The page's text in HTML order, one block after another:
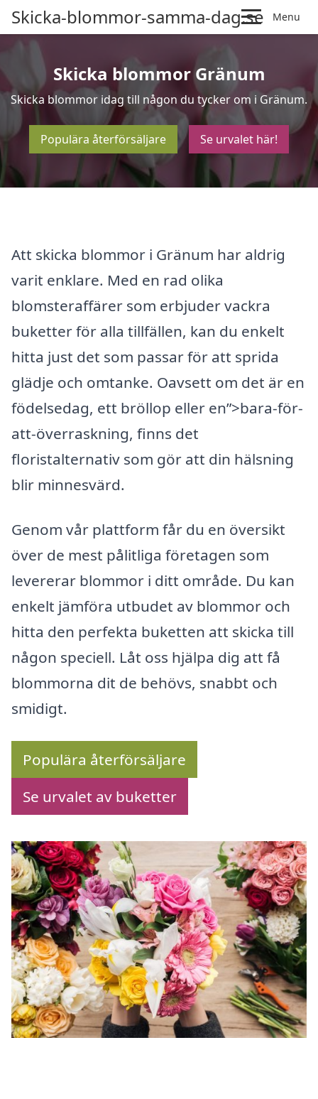
Skicka-blommor-samma-dag.se Menu
Skicka blommor Gränum
Skicka blommor idag till någon du tycker om i Gränum.
Populära återförsäljare Se urvalet här!
Att skicka blommor i Gränum har aldrig
varit enklare. Med en rad olika
blomsteraffärer som erbjuder vackra
buketter för alla tillfällen, kan du enkelt
hitta just det som passar för att sprida
glädje och omtanke. Oavsett om det är en
födelsedag, ett bröllop eller en”>bara-för-
att-överraskning, finns det
floristalternativ som gör att din hälsning
blir minnesvärd.
Genom vår plattform får du en översikt
över de mest pålitliga företagen som
levererar blommor i ditt område. Du kan
enkelt jämföra utbudet av blommor och
hitta den perfekta buketten att skicka till
någon speciell. Låt oss hjälpa dig att få
blommorna dit de behövs, snabbt och
smidigt.
Populära återförsäljare
Se urvalet av buketter